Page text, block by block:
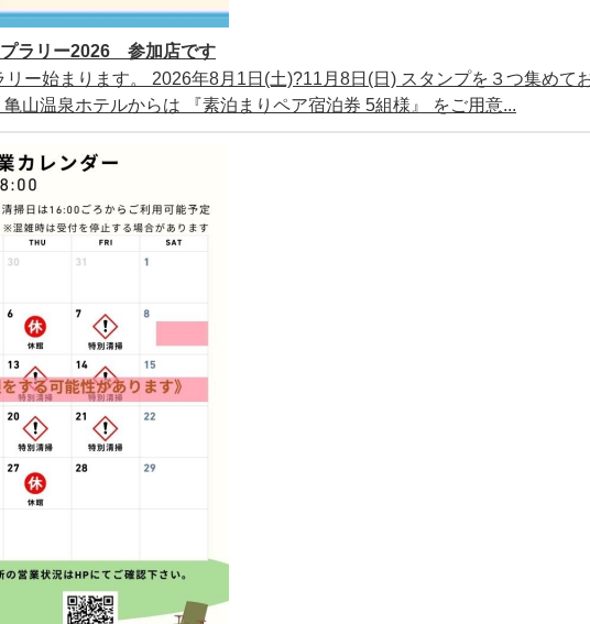
プラリー2026 参加店です
ー始まります。 2026年8月1日(土)?11月8日(日) スタンプを３つ集めて
山温泉ホテルからは 『素泊まりペア宿泊券 5組様』 をご用意...